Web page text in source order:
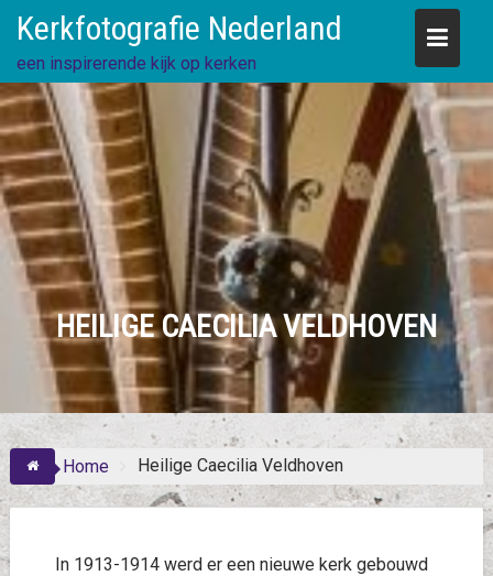
content
Kerkfotografie Nederland
een inspirerende kijk op kerken
HEILIGE CAECILIA VELDHOVEN
Home Heilige Caecilia Veldhoven
In 1913-1914 werd er een nieuwe kerk gebouwd